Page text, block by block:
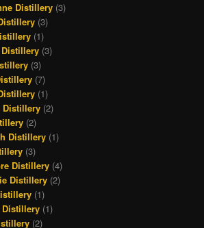
Distillery (3)
(3)
(1)
(3)
(3)
(7)
(1)
Distillery (2)
(2)
Distillery (1)
(3)
Distillery (4)
Distillery (2)
(1)
Distillery (1)
(2)